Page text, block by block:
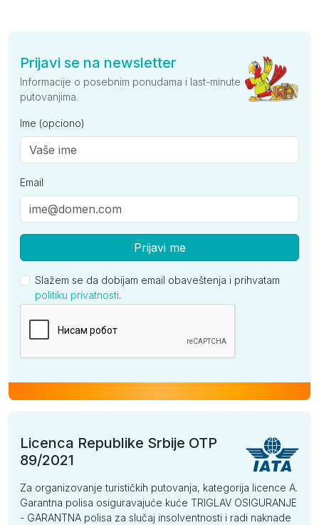
Prijavi se na newsletter
Informacije o posebnim ponudama i last-minute
putovanjima.
Ime (opciono)
Email
Prijavi me
Slažem se da dobijam email obaveštenja i prihvatam
politiku privatnosti.
Licenca Republike Srbije OTP
89/2021
Za organizovanje turističkih putovanja, kategorija licence A.
Garantna polisa osiguravajuće kuće TRIGLAV OSIGURANJE
- GARANTNA polisa za slučaj insolventnosti i radi naknade